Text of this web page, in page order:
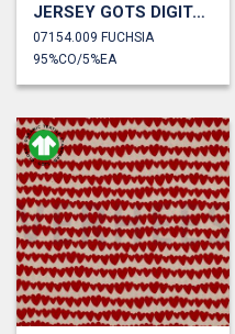
JERSEY GOTS DIGITAL BLUMEN
07154.009 FUCHSIA
95%CO/5%EA